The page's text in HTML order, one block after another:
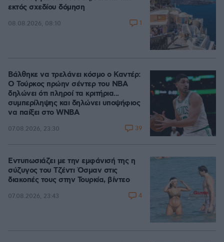
εκτός σχεδίου δόμηση
08.08.2026, 08:10 1
Βάλθηκε να τρελάνει κόσμο ο Καντέρ:
Ο Τούρκος πρώην σέντερ του NBA
δηλώνει ότι πληροί τα κριτήρια...
συμπερίληψης και δηλώνει υποψήφιος
να παίξει στο WNBA
07.08.2026, 23:30 39
Εντυπωσιάζει με την εμφάνισή της η
σύζυγος του Τζέντι Όσμαν στις
διακοπές τους στην Τουρκία, βίντεο
07.08.2026, 23:43 4